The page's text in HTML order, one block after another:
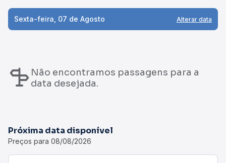
Sexta-feira, 07 de Agosto Alterar data
Não encontramos passagens para a
data desejada.
Próxima data disponível
Preços para 08/08/2026